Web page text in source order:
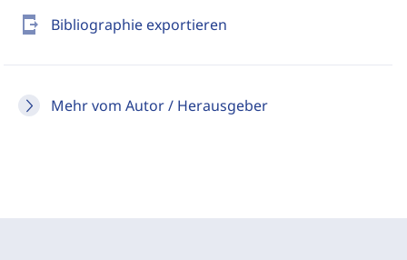
send_to_mobile Bibliographie exportieren
Mehr vom Autor / Herausgeber